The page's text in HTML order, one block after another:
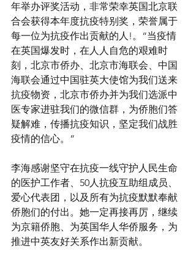
年举办评奖活动，非常荣幸英国北京联
合会获得本年度抗疫特别奖，荣誉属于
每一位为抗疫作出贡献的人!。“当疫情
在英国爆发时，在人人自危的艰难时
刻，北京市侨办、北京市海联会、中国
海联会通过中国驻英大使馆为我们送来
抗疫物资，北京市侨办并为我们选派中
医专家进驻我们的微信群，为侨胞们答
疑解难，传播抗疫知识，坚定我们战胜
疫情的信心。”
李海感谢坚守在抗疫一线守护人民生命
的医护工作者、50人抗疫互助组成员、
爱心代表团，以及所有为抗疫默默奉献
侨胞们的付出。她一定再接再厉，继续
为京籍侨胞、为英国华人华侨服务，为
推进中英友好关系作出新贡献。